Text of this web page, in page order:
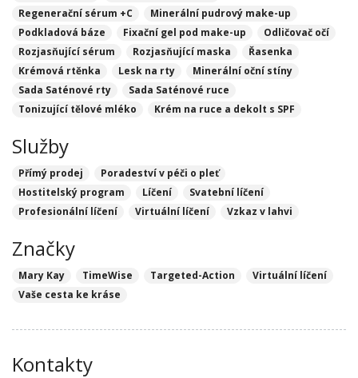
Regenerační sérum +C
Minerální pudrový make-up
Podkladová báze
Fixační gel pod make-up
Odličovač očí
Rozjasňující sérum
Rozjasňující maska
Řasenka
Krémová rtěnka
Lesk na rty
Minerální oční stíny
Sada Saténové rty
Sada Saténové ruce
Tonizující tělové mléko
Krém na ruce a dekolt s SPF
Služby
Přímý prodej
Poradeství v péči o pleť
Hostitelský program
Líčení
Svatební líčení
Profesionální líčení
Virtuální líčení Vzkaz v lahvi
Značky
Mary Kay TimeWise Targeted-Action
Virtuální líčení
Vaše cesta ke kráse
Kontakty